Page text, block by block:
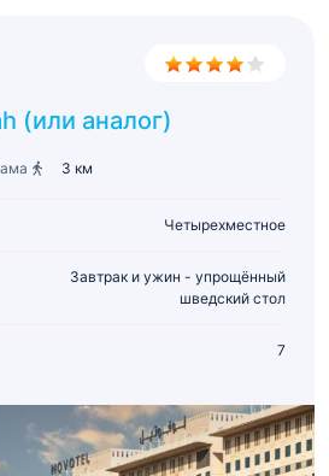
(или аналог)
3 км
Четырехместное
Завтрак и ужин - упрощённый
шведский стол
7